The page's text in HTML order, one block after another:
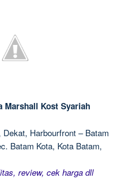
Marshall Kost Syariah
Harbourfront – Batam
Batam Kota, Kota Batam,
review, cek harga dll